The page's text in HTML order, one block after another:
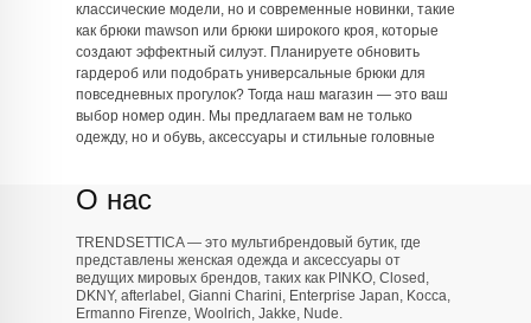
классические модели, но и современные новинки, такие
как брюки mawson или брюки широкого кроя, которые
создают эффектный силуэт. Планируете обновить
гардероб или подобрать универсальные брюки для
повседневных прогулок? Тогда наш магазин — это ваш
выбор номер один. Мы предлагаем вам не только
одежду, но и обувь, аксессуары и стильные головные
О нас
TRENDSETTICA — это мультибрендовый бутик, где
представлены женская одежда и аксессуары от
ведущих мировых брендов, таких как PINKO, Closed,
DKNY, afterlabel, Gianni Charini, Enterprise Japan, Kocca,
Ermanno Firenze, Woolrich, Jakke, Nude.